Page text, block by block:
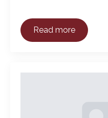
Read more